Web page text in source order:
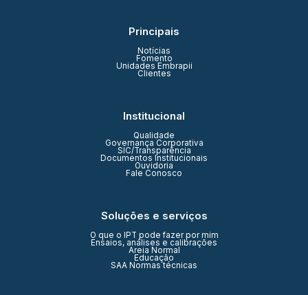
Principais
Notícias
Fomento
Unidades Embrapii
Clientes
Institucional
Qualidade
Governança Corporativa
SIC/Transparência
Documentos Institucionais
Ouvidoria
Fale Conosco
Soluções e serviços
O que o IPT pode fazer por mim
Ensaios, análises e calibrações
Areia Normal
Educação
SAA Normas técnicas